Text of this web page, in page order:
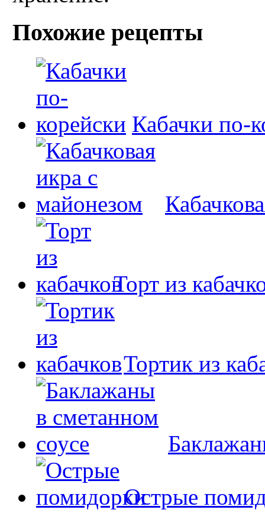
Похожие рецепты
Кабачки по-
Торт из
Тортик из
Острые